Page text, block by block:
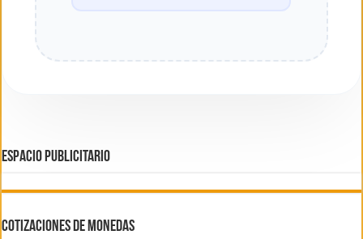
ESPACIO PUBLICITARIO
COTIZACIONES DE MONEDAS